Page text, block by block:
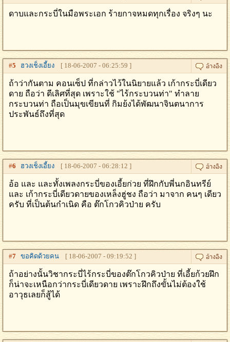
ดาบและกระบี่ในมือพระเอก ร้ายกาจหมดทุกเรื่อง จริงๆ นะ
#5 ฮวงเช็งเอี้ยง [ 18-06-2007 - 06:25:59 ]
ถ้าว่ากันตาม คอนเซ็ป ที่กล่าวไว้ในนิยายแล้ว เก้ากระบี่เดียว
ดาย ถือว่า ดีเลิศที่สุด เพราะใช้ "ไร้กระบวนท่า" ทำลาย
กระบวนท่า ถือเป็นมุขเขียนที่ กิมย้งได้พัฒนาจินตนาการ
ประพันธ์ถึงที่สุด
#6 ฮวงเช็งเอี้ยง [ 18-06-2007 - 06:28:12 ]
อ้อ และ และทั้งเพลงกระบี่ของเอี้ยก่วย ที่ฝึกกับพี่นกอินทรีย์
และ เก้ากระบี่เดียวดายของเหล็งฮู่ชง ถือว่า มาจาก คนๆ เดียว
ครับ ที่เป็นต้นกำเนิด คือ ต๊กโกวคิวป่าย ครับ
#7 ขอคิดด้วยคน [ 18-06-2007 - 09:19:52 ]
ถ้าอย่างนั้นวิชากระบี่ไร้กระบี่ของต๊กโกวคิวป่าย ที่เอี้ยก้วยฝึก
ก็น่าจะเหนือกว่ากระบี่เดียวดาย เพราะฝึกถึงขั้นไม่ต้องใช้
อาวุธเลยก็สู้ได้